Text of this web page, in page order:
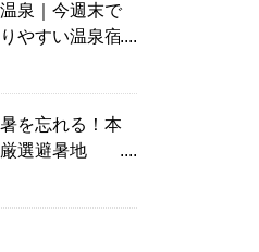
泉｜今週末で
やすい温泉宿
暑を忘れる！本
選避暑地